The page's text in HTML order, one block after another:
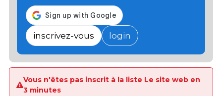
inscrivez-vous login
Vous n'êtes pas inscrit à la liste Le site web en
3 minutes